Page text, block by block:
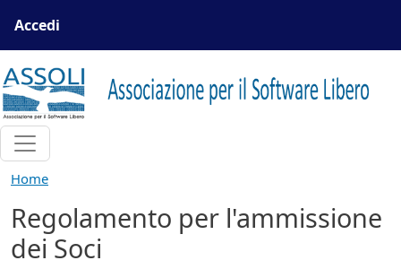
Menu profilo utente
Accedi
Home
Regolamento per l'ammissione
dei Soci